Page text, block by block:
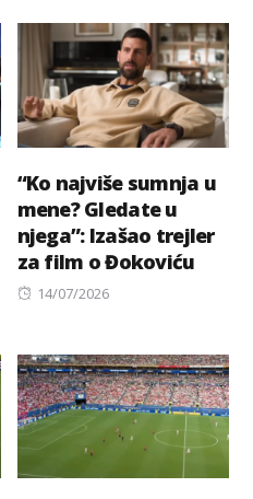
“Ko najviše sumnja u
mene? Gledate u
njega”: Izašao trejler
za film o Đokoviću
Posted
14/07/2026